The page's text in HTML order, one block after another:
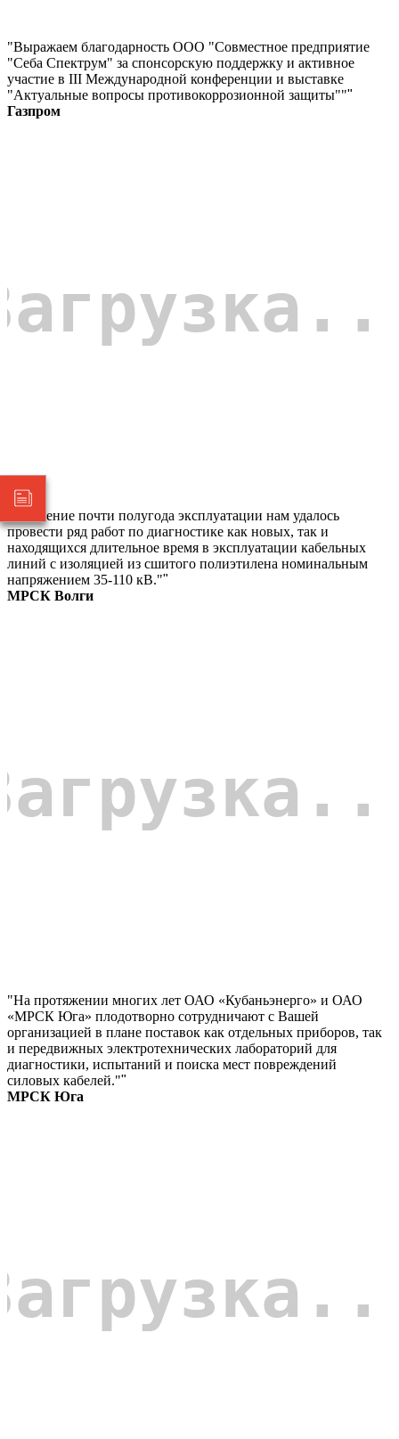
"Выражаем благодарность ООО "Совместное предприятие
"Себа Спектрум" за спонсорскую поддержку и активное
участие в III Международной конференции и выставке
"Актуальные вопросы противокоррозионной защиты"""
Газпром
"В течение почти полугода эксплуатации нам удалось
провести ряд работ по диагностике как новых, так и
находящихся длительное время в эксплуатации кабельных
линий с изоляцией из сшитого полиэтилена номинальным
напряжением 35-110 кВ.""
МРСК Волги
"На протяжении многих лет ОАО «Кубаньэнерго» и ОАО
«МРСК Юга» плодотворно сотрудничают с Вашей
организацией в плане поставок как отдельных приборов, так
и передвижных электротехнических лабораторий для
диагностики, испытаний и поиска мест повреждений
силовых кабелей.""
МРСК Юга